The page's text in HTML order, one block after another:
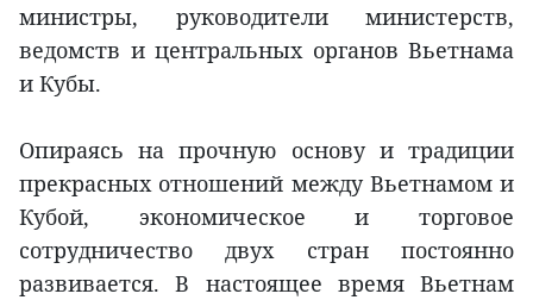
министры, руководители министерств,
ведомств и центральных органов Вьетнама
и Кубы.
Опираясь на прочную основу и традиции
прекрасных отношений между Вьетнамом и
Кубой, экономическое и торговое
сотрудничество двух стран постоянно
развивается. В настоящее время Вьетнам